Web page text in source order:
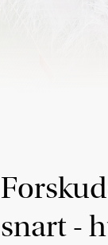
snart -